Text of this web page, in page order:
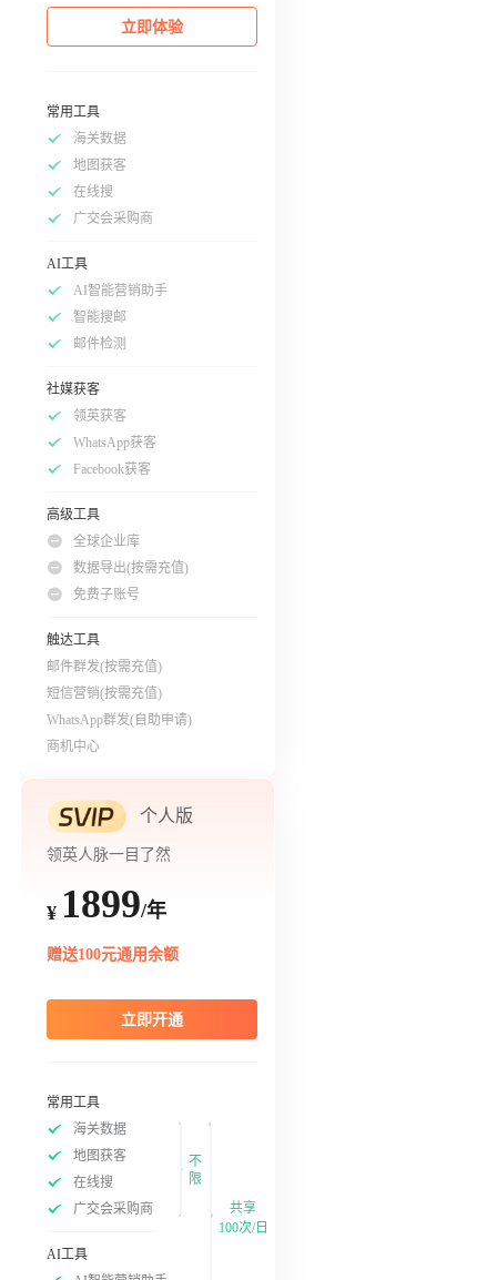
立即体验
常用工具
海关数据
地图获客
在线搜
广交会采购商
AI工具
AI智能营销助手
智能搜邮
邮件检测
社媒获客
领英获客
WhatsApp获客
Facebook获客
高级工具
全球企业库
数据导出(按需充值)
免费子账号
触达工具
邮件群发(按需充值)
短信营销(按需充值)
WhatsApp群发(自助申请)
商机中心
个人版
领英人脉一目了然
¥ 1899/年
赠送100元通用余额
立即开通
常用工具
海关数据
地图获客
在线搜
广交会采购商
不
限
AI工具
共享
100次/日